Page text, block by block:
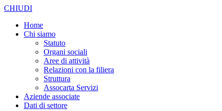
CHIUDI
Home
Chi siamo
Statuto
Organi sociali
Aree di attività
Relazioni con la filiera
Struttura
Assocarta Servizi
Aziende associate
Dati di settore